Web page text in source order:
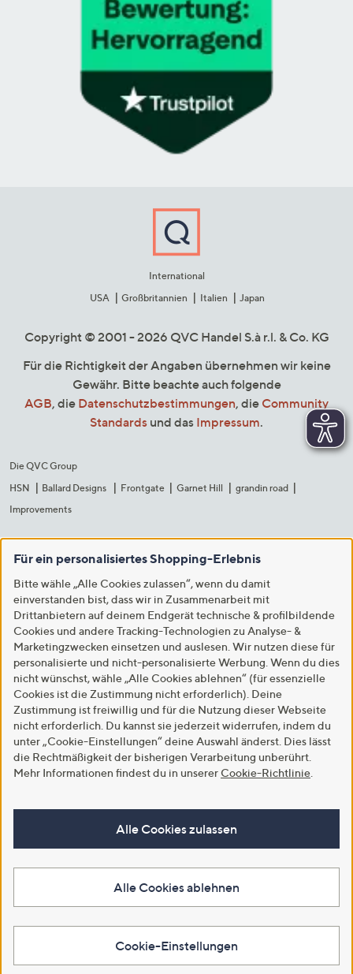
International
USA
Großbritannien Italien Japan
Copyright © 2001 - 2026 QVC Handel S.à r.l. & Co. KG
Für die Richtigkeit der Angaben übernehmen wir keine
Gewähr. Bitte beachte auch folgende
AGB, die Datenschutzbestimmungen, die Community
Standards und das Impressum.
Die QVC Group
HSN
Ballard Designs Frontgate Garnet Hill
grandin road
Improvements
Für ein personalisiertes Shopping-Erlebnis
Bitte wähle „Alle Cookies zulassen“, wenn du damit
einverstanden bist, dass wir in Zusammenarbeit mit
Drittanbietern auf deinem Endgerät technische & profilbildende
Cookies und andere Tracking-Technologien zu Analyse- &
Marketingzwecken einsetzen und auslesen. Wir nutzen diese für
personalisierte und nicht-personalisierte Werbung. Wenn du dies
nicht wünschst, wähle „Alle Cookies ablehnen“ (für essenzielle
Cookies ist die Zustimmung nicht erforderlich). Deine
Zustimmung ist freiwillig und für die Nutzung dieser Webseite
nicht erforderlich. Du kannst sie jederzeit widerrufen, indem du
unter „Cookie-Einstellungen“ deine Auswahl änderst. Dies lässt
die Rechtmäßigkeit der bisherigen Verarbeitung unberührt.
Mehr Informationen findest du in unserer Cookie-Richtlinie
Alle Cookies zulassen
Alle Cookies ablehnen
Cookie-Einstellungen